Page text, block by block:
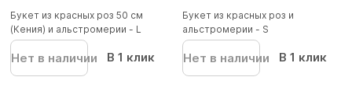
Букет из красных роз 50 см
(Кения) и альстромерии - L
Нет в наличии В 1 клик
Букет из красных роз и
альстромерии - S
Нет в наличии В 1 клик